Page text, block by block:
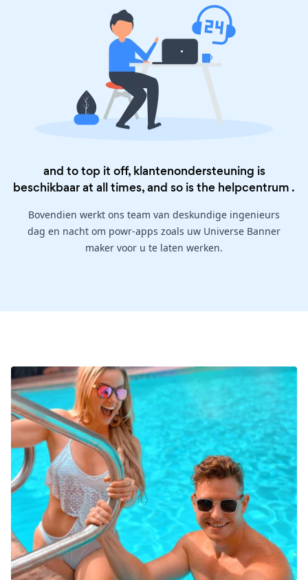
and to top it off, klantenondersteuning is
beschikbaar at all times, and so is the helpcentrum .
Bovendien werkt ons team van deskundige ingenieurs
dag en nacht om powr-apps zoals uw Universe Banner
maker voor u te laten werken.